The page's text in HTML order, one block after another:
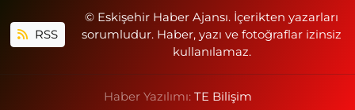
RSS
© Eskişehir Haber Ajansı. İçerikten yazarları
sorumludur. Haber, yazı ve fotoğraflar izinsiz
kullanılamaz.
Haber Yazılımı: TE Bilişim